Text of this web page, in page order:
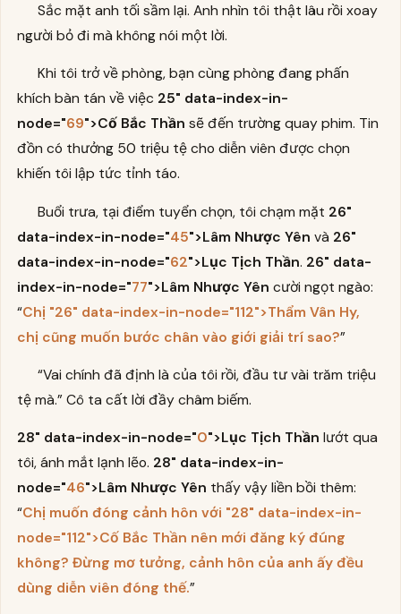
Sắc mặt anh tối sầm lại. Anh nhìn tôi thật lâu rồi xoay
người bỏ đi mà không nói một lời.
Khi tôi trở về phòng, bạn cùng phòng đang phấn
khích bàn tán về việc 25" data-index-in-
node="69">Cố Bắc Thần sẽ đến trường quay phim. Tin
đồn có thưởng 50 triệu tệ cho diễn viên được chọn
khiến tôi lập tức tỉnh táo.
Buổi trưa, tại điểm tuyển chọn, tôi chạm mặt 26"
data-index-in-node="45">Lâm Nhược Yên và 26"
data-index-in-node="62">Lục Tịch Thần. 26" data-
index-in-node="77">Lâm Nhược Yên cười ngọt ngào:
“Chị "26" data-index-in-node="112">Thẩm Vân Hy,
chị cũng muốn bước chân vào giới giải trí sao?”
“Vai chính đã định là của tôi rồi, đầu tư vài trăm triệu
tệ mà.” Cô ta cất lời đầy châm biếm.
28" data-index-in-node="0">Lục Tịch Thần lướt qua
tôi, ánh mắt lạnh lẽo. 28" data-index-in-
node="46">Lâm Nhược Yên thấy vậy liền bồi thêm:
“Chị muốn đóng cảnh hôn với "28" data-index-in-
node="112">Cố Bắc Thần nên mới đăng ký đúng
không? Đừng mơ tưởng, cảnh hôn của anh ấy đều
dùng diễn viên đóng thế.”